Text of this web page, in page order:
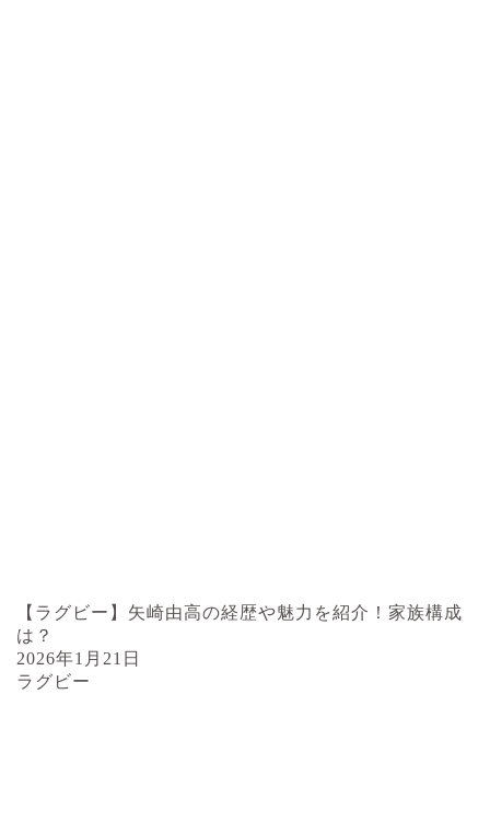
【ラグビー】矢崎由高の経歴や魅力を紹介！家族構成
は？
2026年1月21日
ラグビー